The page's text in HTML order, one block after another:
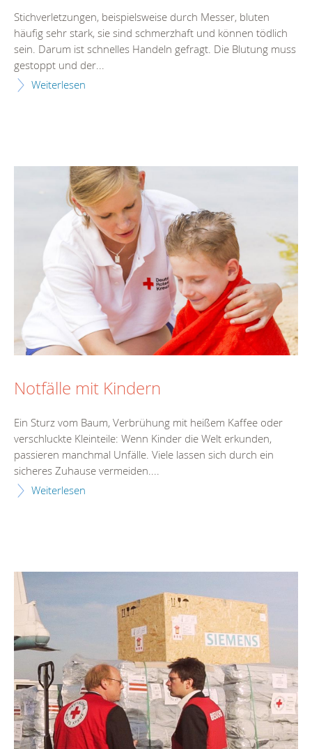
Stichverletzungen, beispielsweise durch Messer, bluten
häufig sehr stark, sie sind schmerzhaft und können tödlich
sein. Darum ist schnelles Handeln gefragt. Die Blutung muss
gestoppt und der...
Weiterlesen
Notfälle mit Kindern
Ein Sturz vom Baum, Verbrühung mit heißem Kaffee oder
verschluckte Kleinteile: Wenn Kinder die Welt erkunden,
passieren manchmal Unfälle. Viele lassen sich durch ein
sicheres Zuhause vermeiden....
Weiterlesen